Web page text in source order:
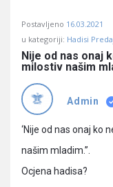
Učene
Latest
Pitanja
Postavljeno 16.03.2021
u kategoriji: Hadisi
Nije od nas onaj
milostiv našim
Admin
‘Nije od nas onaj ko
našim mladim.”.
Ocjena hadisa?